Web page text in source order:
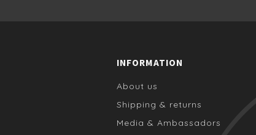
INFORMATION
About us
Shipping & returns
Media & Ambassadors